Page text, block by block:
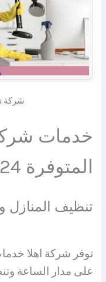
شركة
خدمات
المتوفرة 24 ساعة
تنظيف المنازل
توفر شركة اهلا
على مدار الساعة